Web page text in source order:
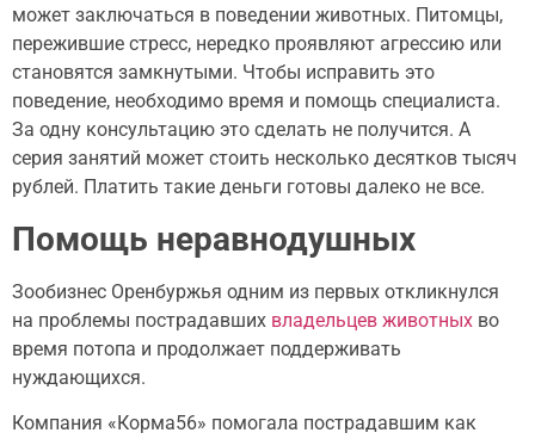
может заключаться в поведении животных. Питомцы,
пережившие стресс, нередко проявляют агрессию или
становятся замкнутыми. Чтобы исправить это
поведение, необходимо время и помощь специалиста.
За одну консультацию это сделать не получится. А
серия занятий может стоить несколько десятков тысяч
рублей. Платить такие деньги готовы далеко не все.
Помощь неравнодушных
Зообизнес Оренбуржья одним из первых откликнулся
на проблемы пострадавших владельцев животных во
время потопа и продолжает поддерживать
нуждающихся.
Компания «Корма56» помогала пострадавшим как